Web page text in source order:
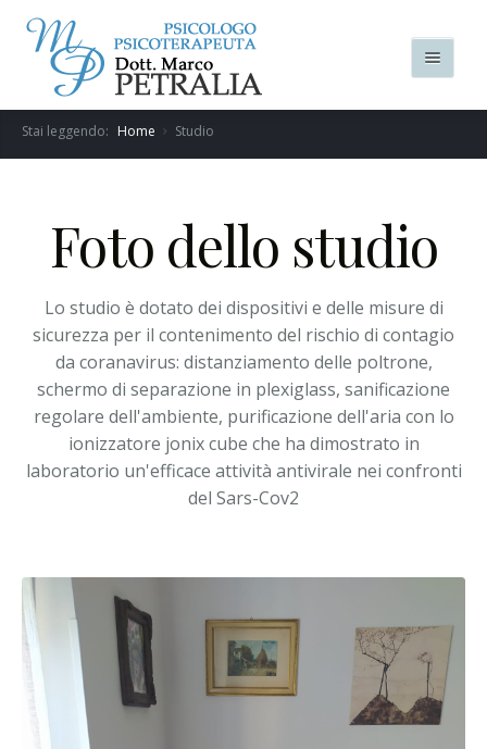
Home
Mi occupo di
Adolescenza
Attacchi di panico
Depressione
Fobie
Psicoterapia di coppia
Psicoterapia di gruppo
Interviste
Racconti
Articoli
Stai leggendo: Home Studio
Foto dello studio
Lo studio è dotato dei dispositivi e delle misure di
sicurezza per il contenimento del rischio di contagio
da coranavirus: distanziamento delle poltrone,
schermo di separazione in plexiglass, sanificazione
regolare dell'ambiente, purificazione dell'aria con lo
ionizzatore jonix cube che ha dimostrato in
laboratorio un'efficace attività antivirale nei confronti
del Sars-Cov2